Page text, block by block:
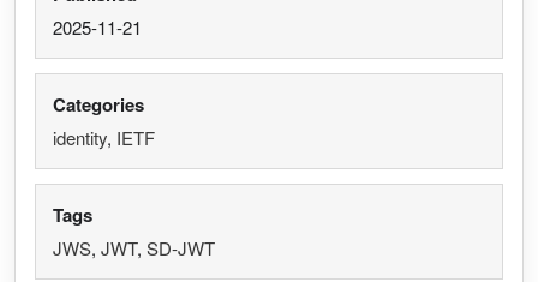
2025-11-21
Categories
identity, IETF
Tags
JWS, JWT, SD-JWT